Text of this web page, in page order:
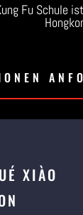
Fu Schule
XIÀO